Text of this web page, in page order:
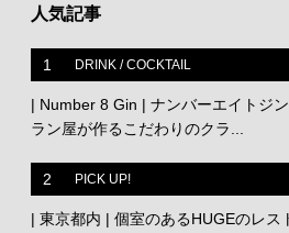
人気記事
1 DRINK / COCKTAIL
| Number 8 Gin | ナンバーエイトジ
ラン屋が作るこだわりのクラ...
2 PICK UP!
| 東京都内 | 個室のあるHUGEのレス